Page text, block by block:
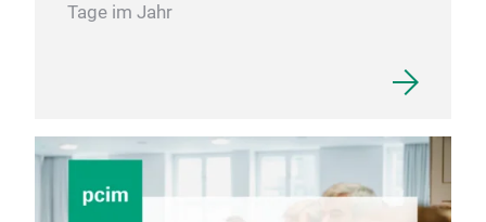
Tage im Jahr